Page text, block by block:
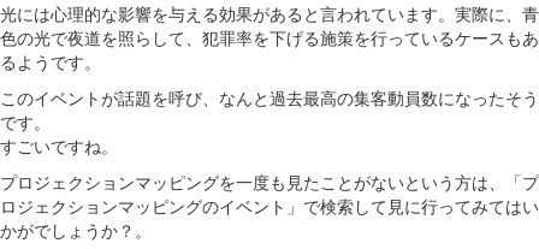
光には心理的な影響を与える効果があると言われています。実際に、青
色の光で夜道を照らして、犯罪率を下げる施策を行っているケースもあ
るようです。
このイベントが話題を呼び、なんと過去最高の集客動員数になったそう
です。
すごいですね。
プロジェクションマッピングを一度も見たことがないという方は、「プ
ロジェクションマッピングのイベント」で検索して見に行ってみてはい
かがでしょうか？。